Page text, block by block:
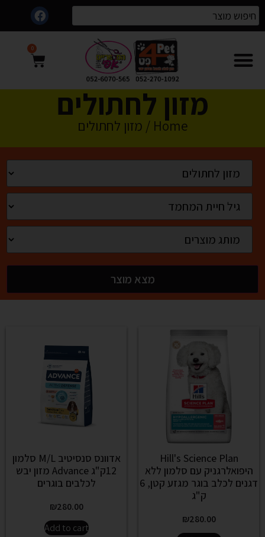
0
מזון לחתולים
Home / מזון לחתולים
מצא מוצר
Hill's Science Plan
היפואלרגניק עם סלמון ללא
דגנים לכלב בוגר מגזע קטן, 6
ק"ג
₪280.00
אדוונס סנסיטיב M/L סלמון
12ק"ג Advance מזון יבש
לכלבים בוגרים
₪280.00
Add to cart